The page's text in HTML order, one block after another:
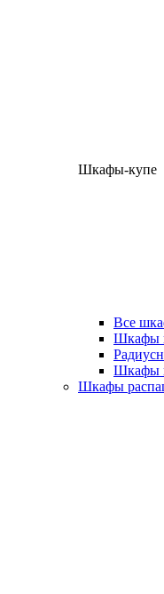
Шкафы-купе
Все
Шкафы
Шкафы
Шкафы